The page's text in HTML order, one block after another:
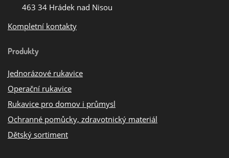
463 34 Hrádek nad Nisou
Kompletní kontakty
Produkty
Jednorázové rukavice
Operační rukavice
Rukavice pro domov i průmysl
Ochranné pomůcky, zdravotnický materiál
Dětský sortiment